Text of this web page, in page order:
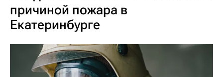
причиной пожара в
Екатеринбурге